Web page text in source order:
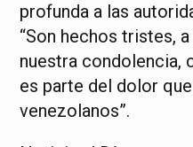
profunda a las
“Son hechos tristes,
nuestra condolencia,
es parte del dolor
venezolanos”.